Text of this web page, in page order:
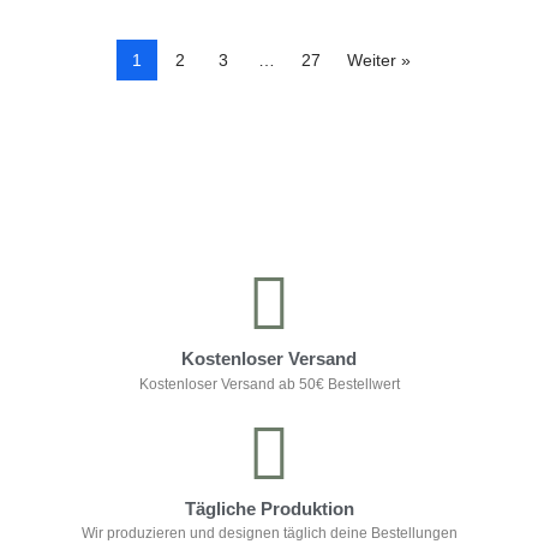
1 2 3 … 27 Weiter »
Kostenloser Versand
Kostenloser Versand ab 50€ Bestellwert
Tägliche Produktion
Wir produzieren und designen täglich deine Bestellungen